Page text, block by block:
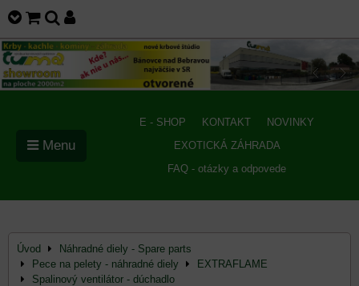
E - SHOP KONTAKT
NOVINKY
EXOTICKÁ ZÁHRADA
FAQ - otázky a odpovede
Menu
Úvod
Náhradné diely - Spare parts
Pece na pelety - náhradné diely
EXTRAFLAME
Spalinový ventilátor - dúchadlo